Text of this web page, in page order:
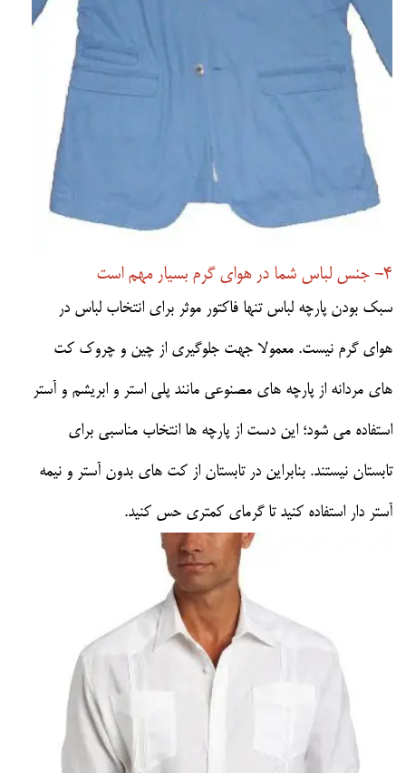
4- جنس لباس شما در هوای گرم بسیار مهم است
سبک بودن پارچه لباس تنها فاکتور موثر برای انتخاب لباس در
هوای گرم نیست. معمولا جهت جلوگیری از چین و چروک کت
های مردانه از پارچه های مصنوعی مانند پلی استر و ابریشم و آستر
استفاده می شود؛ این دست از پارچه ها انتخاب مناسبی برای
تابستان نیستند. بنابراین در تابستان از کت های بدون آستر و نیمه
آستر دار استفاده کنید تا گرمای کمتری حس کنید.